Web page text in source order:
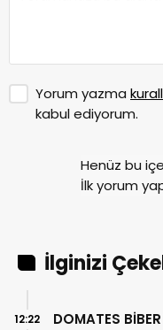
Yorum yazma
kabul ediyorum.
Henüz bu
İlk yorum
İlginizi
DOMATES
12:22